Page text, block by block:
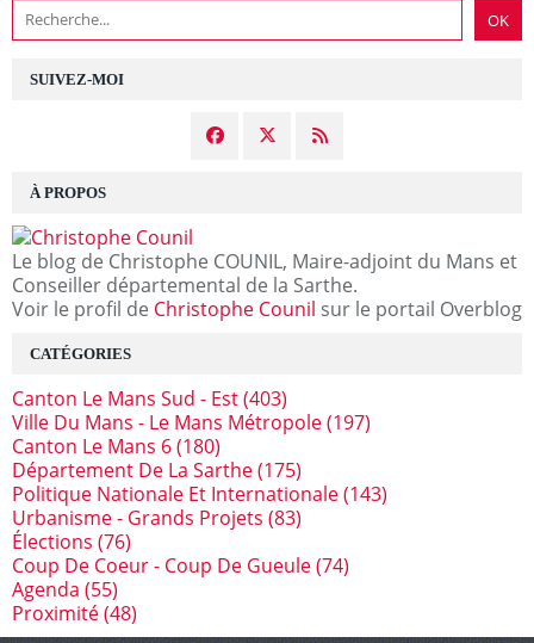
SUIVEZ-MOI
À PROPOS
Le blog de Christophe COUNIL, Maire-adjoint du Mans et
Conseiller départemental de la Sarthe.
Voir le profil de Christophe Counil sur le portail Overblog
CATÉGORIES
Canton Le Mans Sud - Est(403)
Ville Du Mans - Le Mans Métropole(197)
Canton Le Mans 6(180)
Département De La Sarthe(175)
Politique Nationale Et Internationale(143)
Urbanisme - Grands Projets (83)
Élections (76)
Coup De Coeur - Coup De Gueule(74)
Agenda (55)
Proximité(48)